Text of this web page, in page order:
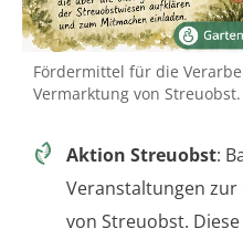
Fördermittel für die
Vermarktung von Streuobst.
Aktion Streuobst:
Veranstaltungen
von Streuobst.